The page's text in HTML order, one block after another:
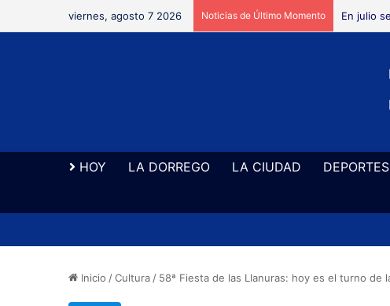
viernes, agosto 7 2026 Noticias de Último Momento En julio
HOY LA DORREGO LA CIUDAD DEPORTES
Inicio /Cultura / 58ª Fiesta de las Llanuras: hoy es el turno de